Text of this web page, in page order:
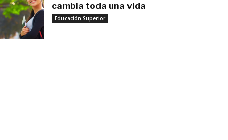
cambia toda una vida
Educación Superior